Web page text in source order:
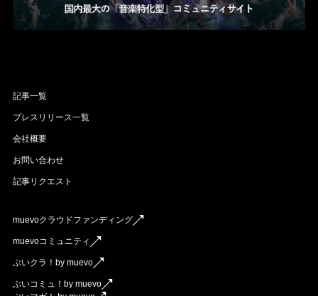
記事一覧
プレスリリース一覧
会社概要
お問い合わせ
記事リクエスト
muevoクラウドファンディング
muevoコミュニティ
ぶいクラ！by muevo
ぶいコミュ！by muevo